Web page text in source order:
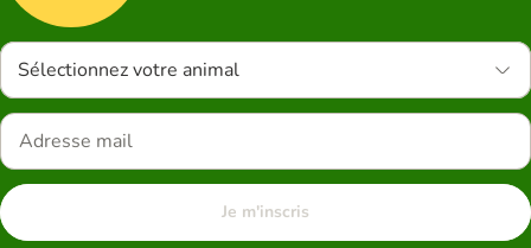
Sélectionnez votre animal
Je m'inscris